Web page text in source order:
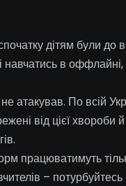
дітям були до
навчатись в
атакував. По всій
від цієї хвороби
працюватимуть
–